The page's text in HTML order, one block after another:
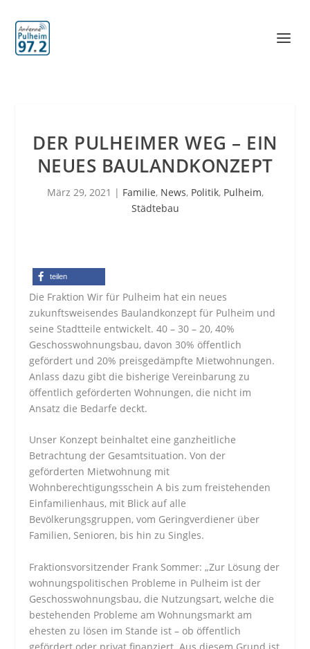
DER PULHEIMER WEG – EIN
NEUES BAULANDKONZEPT
März 29, 2021 | Familie, News, Politik, Pulheim,
Städtebau
teilen
Die Fraktion Wir für Pulheim hat ein neues
zukunftsweisendes Baulandkonzept für Pulheim und
seine Stadtteile entwickelt. 40 – 30 – 20, 40%
Geschosswohnungsbau, davon 30% öffentlich
gefördert und 20% preisgedämpfte Mietwohnungen.
Anlass dazu gibt die bisherige Vereinbarung zu
öffentlich geförderten Wohnungen, die nicht im
Ansatz die Bedarfe deckt.
Unser Konzept beinhaltet eine ganzheitliche
Betrachtung der Gesamtsituation. Von der
geförderten Mietwohnung mit
Wohnberechtigungsschein A bis zum freistehenden
Einfamilienhaus, mit Blick auf alle
Bevölkerungsgruppen, vom Geringverdiener über
Familien, Senioren, bis hin zu Singles.
Fraktionsvorsitzender Frank Sommer: „Zur Lösung der
wohnungspolitischen Probleme in Pulheim ist der
Geschosswohnungsbau, die Nutzungsart, welche die
bestehenden Probleme am Wohnungsmarkt am
ehesten zu lösen im Stande ist – ob öffentlich